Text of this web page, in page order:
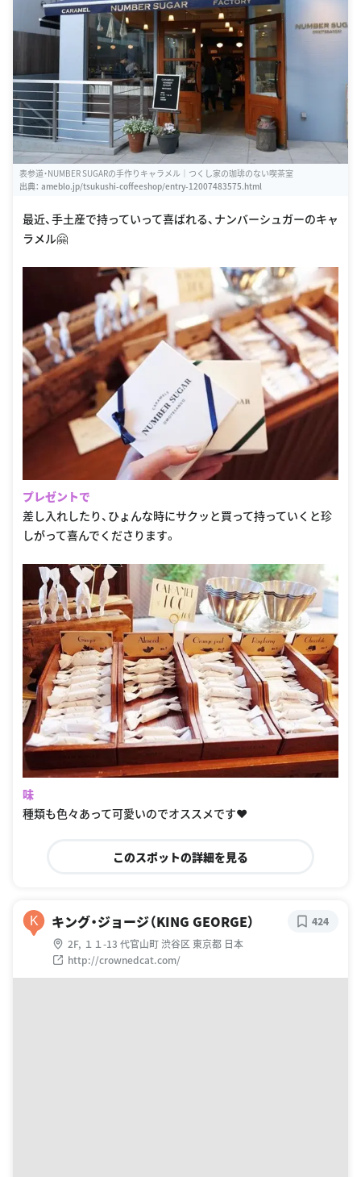
表参道・NUMBER SUGARの手作りキャラメル｜つくし家の珈琲のない喫茶室
出典： ameblo.jp/tsukushi-coffeeshop/entry-12007483575.html
最近、手土産で持っていって喜ばれる、ナンバーシュガーのキャ
ラメル🤗
プレゼントで
差し入れしたり、ひょんな時にサクッと買って持っていくと珍
しがって喜んでくださります。
味
種類も色々あって可愛いのでオススメです❤️
このスポットの詳細を見る
K キング・ジョージ（KING GEORGE）
2F, １１-13 代官山町 渋谷区 東京都 日本
http://crownedcat.com/
424